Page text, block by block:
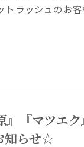
ラッシュのお
』『マツエ
知らせ☆